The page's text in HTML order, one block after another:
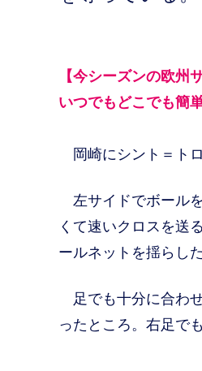
【今シーズンの欧州
いつでもどこでも簡単
岡崎にシント＝ト
左サイドでボール
くて速いクロスを送
ールネットを揺らした
足でも十分に合わ
ったところ。右足で